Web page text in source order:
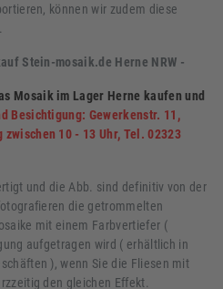
können wir zudem diese
Stein-mosaik.de Herne NRW -
Mosaik im Lager Herne kaufen und
Besichtigung: Gewerkenstr. 11,
10 - 13 Uhr, Tel. 02323
und die Abb. sind definitiv von der
die getrommelten
mit einem Farbvertiefer (
aufgetragen wird ( erhältlich in
), wenn Sie die Fliesen mit
den gleichen Effekt.